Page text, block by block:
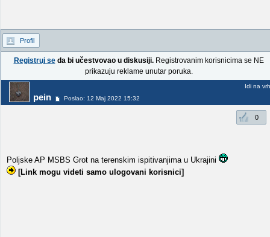
Profil
Registruj seda bi učestvovao u diskusiji.Registrovanim korisnicima se NE
prikazuju reklame unutar poruka.
pein Poslao: 12 Maj 2022 15:32
Idi na vrh
0
Poljske AP MSBS Grot na terenskim ispitivanjima u Ukrajini
[Link mogu videti samo ulogovani korisnici]